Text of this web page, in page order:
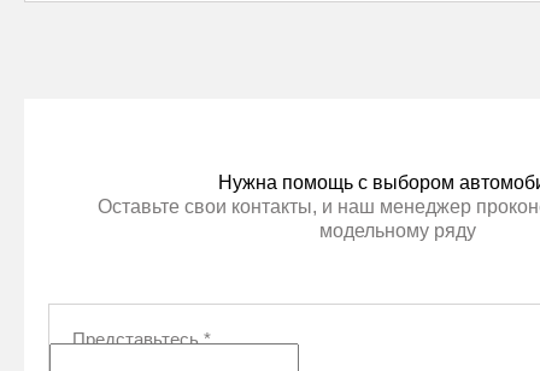
Нужна помощь с выбором
Оставьте свои контакты, и наш менеджер
модельному ряду
Представьтесь*